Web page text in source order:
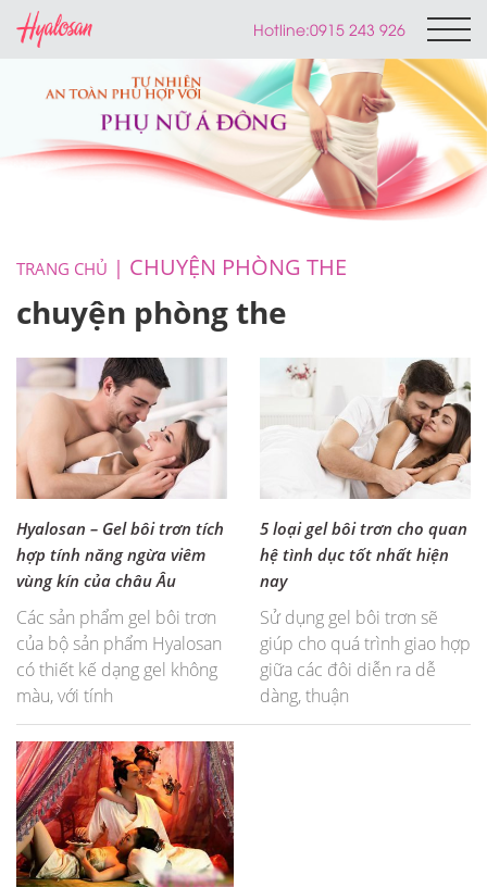
Hotline:0915 243 926
TRANG CHỦ CHUYỆN PHÒNG THE
chuyện phòng the
Hyalosan – Gel bôi trơn tích
hợp tính năng ngừa viêm
vùng kín của châu Âu
Các sản phẩm gel bôi trơn
của bộ sản phẩm Hyalosan
có thiết kế dạng gel không
màu, với tính
5 loại gel bôi trơn cho quan
hệ tình dục tốt nhất hiện
nay
Sử dụng gel bôi trơn sẽ
giúp cho quá trình giao hợp
giữa các đôi diễn ra dễ
dàng, thuận